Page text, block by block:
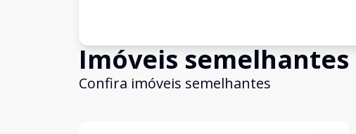
Imóveis semelhantes
Confira imóveis semelhantes